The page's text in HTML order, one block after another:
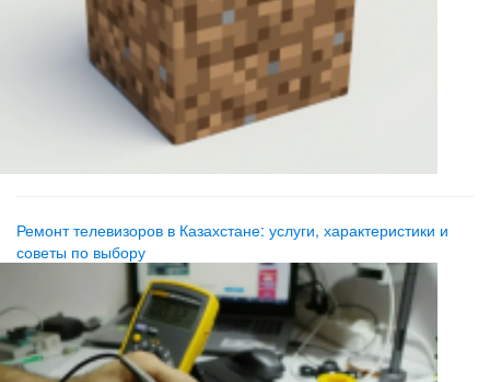
Ремонт телевизоров в Казахстане: услуги, характеристики и
советы по выбору